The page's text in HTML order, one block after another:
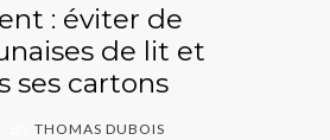
: éviter de
de lit et
ses cartons
THOMAS DUBOIS